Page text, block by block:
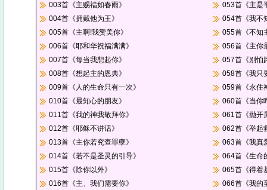
003首《主赐福如春雨》
004首《拥戴他为王》
005首《主啊!我赞美你》
006首《耶和华祝福满满》
007首《每当我想起你》
008首《想起主的恩典》
009首《人的生命只有一次》
010首《最知心的朋友》
011首《我的神我敬拜你》
012首《耶稣不讲话》
013首《主你若究查罪孽》
014首《若不是圣灵的引导》
015首《除你以外》
016首《主、我们需要你》
053首《主是
054首《我不
055首《不知
056首《主你
057首《别怕
058首《我只
059首《永住
060首《当你
061首《抛开
062首《举起
063首《我真
064首《生命
065首《得着
066首《我的